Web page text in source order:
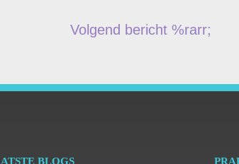
Volgend bericht %rarr;
BLOGS